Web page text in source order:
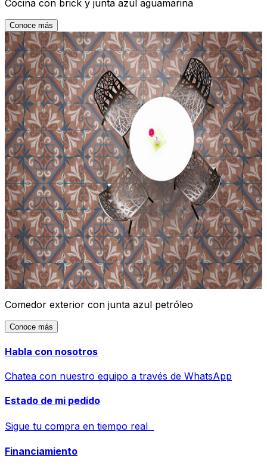
Cocina con brick y junta azul aguamarina
Conoce más
Comedor exterior con junta azul petróleo
Conoce más
Habla con nosotros
Chatea con nuestro equipo a través de WhatsApp
Estado de mi pedido
Sigue tu compra en tiempo real
Financiamiento